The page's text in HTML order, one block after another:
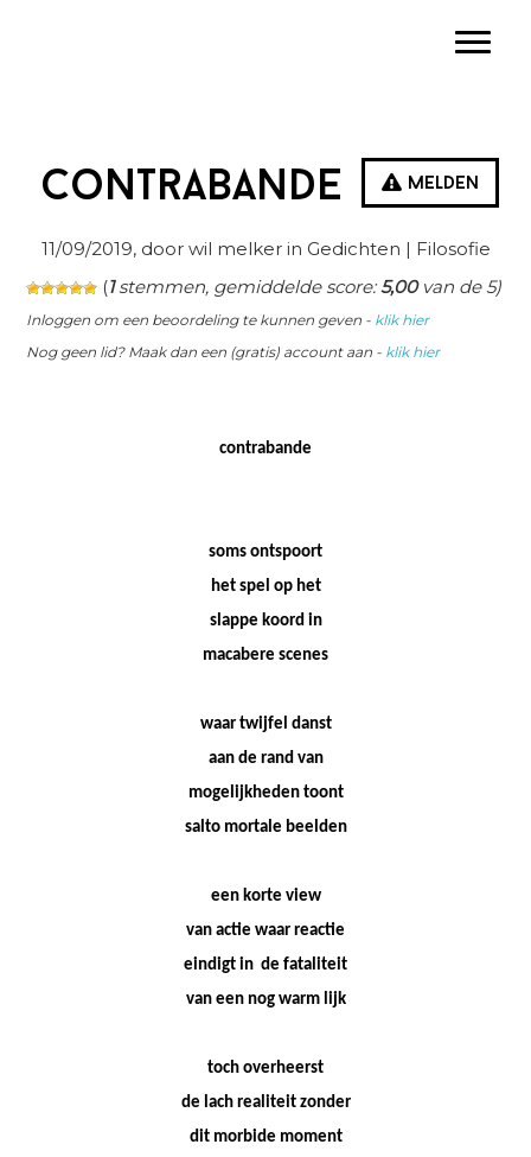
Melden
Contrabande
11/09/2019, door wil melker in Gedichten | Filosofie
(1stemmen, gemiddelde score:5,00van de 5)
Inloggen om een beoordeling te kunnen geven - klik hier
Nog geen lid? Maak dan een (gratis) account aan - klik hier
contrabande
soms ontspoort
het spel op het
slappe koord in
macabere scenes
waar twijfel danst
aan de rand van
mogelijkheden toont
salto mortale beelden
een korte view
van actie waar reactie
eindigt in de fataliteit
van een nog warm lijk
toch overheerst
de lach realiteit zonder
dit morbide moment